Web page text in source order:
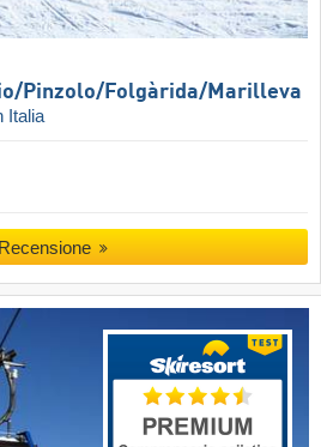
​Pinzolo/​Folgàrida/​Marilleva
Italia
Recensione